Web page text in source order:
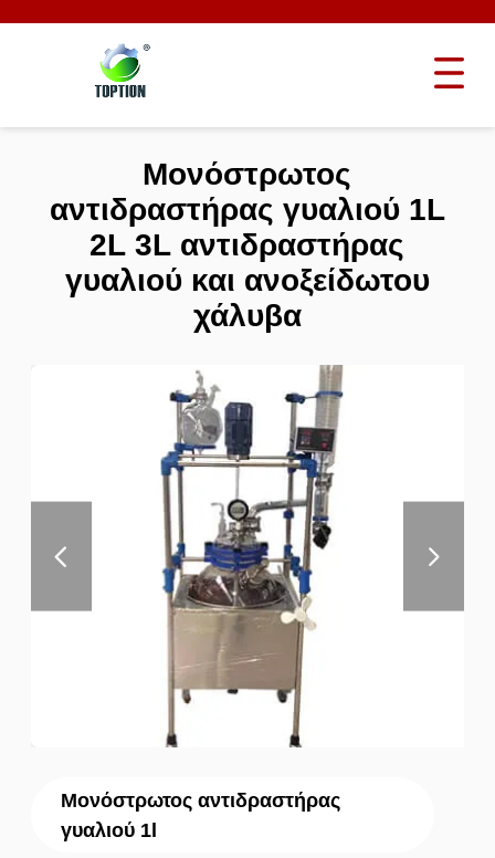
Μονόστρωτος αντιδραστήρας
γυαλιού 1l
Μονόστρωτος
αντιδραστήρας γυαλιού 1L
2L 3L αντιδραστήρας
γυαλιού και ανοξείδωτου
χάλυβα